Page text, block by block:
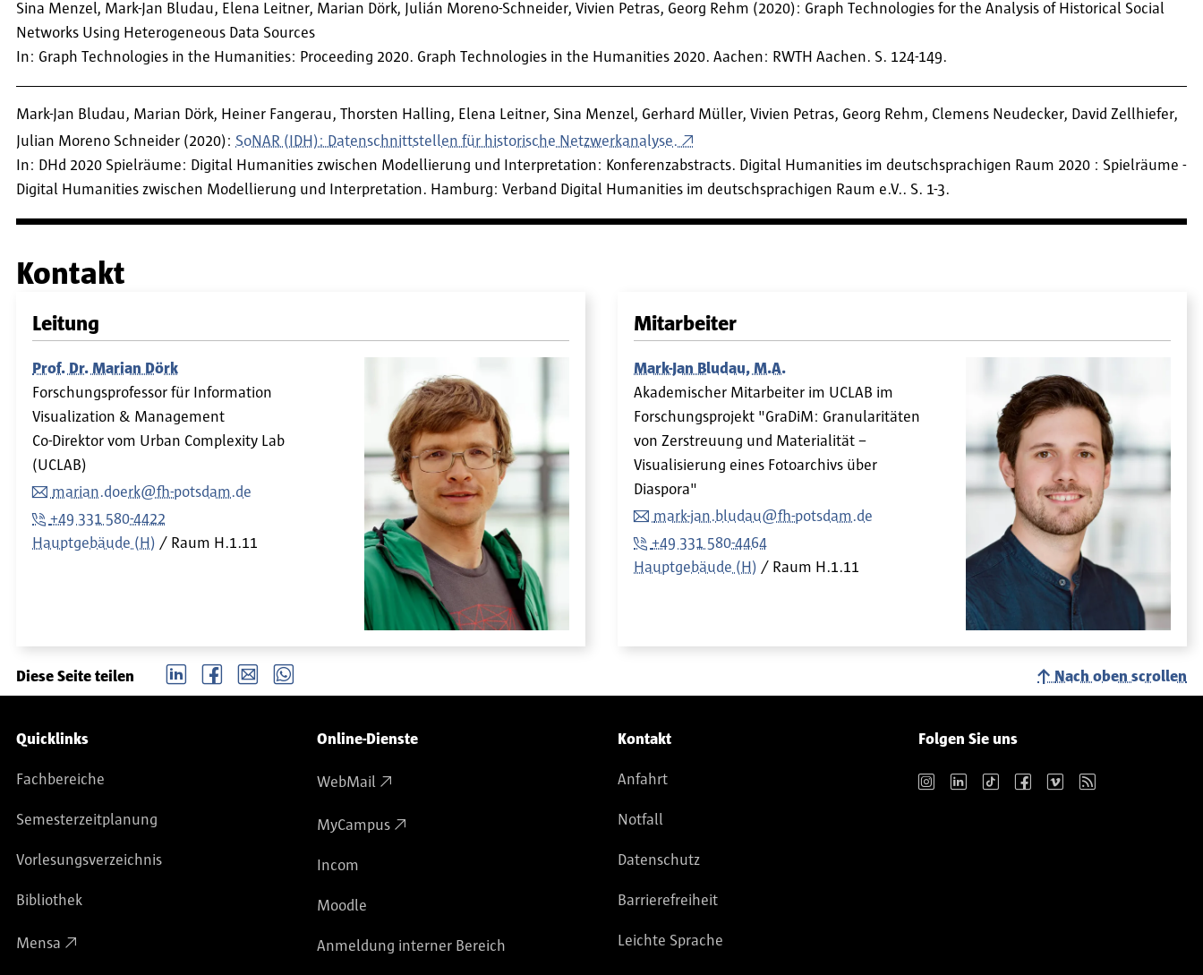
Sina Menzel, Mark-Jan Bludau, Elena Leitner, Marian Dörk, Julián Moreno-Schneider, Vivien Petras, Georg Rehm (2020): Graph Technologies for the Analysis of Historical Social
Networks Using Heterogeneous Data Sources
In: Graph Technologies in the Humanities: Proceeding 2020. Graph Technologies in the Humanities 2020. Aachen: RWTH Aachen. S. 124-149.
Mark-Jan Bludau, Marian Dörk, Heiner Fangerau, Thorsten Halling, Elena Leitner, Sina Menzel, Gerhard Müller, Vivien Petras, Georg Rehm, Clemens Neudecker, David Zellhiefer,
Julian Moreno Schneider (2020): SoNAR (IDH): Datenschnittstellen für historische Netzwerkanalyse.
In: DHd 2020 Spielräume: Digital Humanities zwischen Modellierung und Interpretation: Konferenzabstracts. Digital Humanities im deutschsprachigen Raum 2020 : Spielräume -
Digital Humanities zwischen Modellierung und Interpretation. Hamburg: Verband Digital Humanities im deutschsprachigen Raum e.V.. S. 1-3.
Kontakt
Leitung
Prof. Dr. Marian Dörk
Forschungsprofessor für Information
Visualization & Management
Co-Direktor vom Urban Complexity Lab
(UCLAB)
marian.doerk@fh-potsdam.de
+49 331 580-4422
Hauptgebäude (H)
Raum H.1.11
Mitarbeiter
Mark-Jan Bludau, M.A.
Akademischer Mitarbeiter im UCLAB im
Forschungsprojekt "GraDiM: Granularitäten
von Zerstreuung und Materialität –
Visualisierung eines Fotoarchivs über
Diaspora"
mark-jan.bludau@fh-potsdam.de
+49 331 580-4464
Hauptgebäude (H)
Raum H.1.11
Diese Seite teilen LinkedIn Facebook email Whatsapp Nach oben scrollen
Service-Navigation
Quicklinks
Fachbereiche
Semesterzeitplanung
Vorlesungsverzeichnis
Bibliothek
Mensa
Online-Dienste
WebMail
MyCampus
Incom
Moodle
Anmeldung interner Bereich
Kontakt
Anfahrt
Notfall
Datenschutz
Barrierefreiheit
Leichte Sprache
Folgen Sie uns
Instagram LinkedIn TikTok Facebook Vimeo RSS